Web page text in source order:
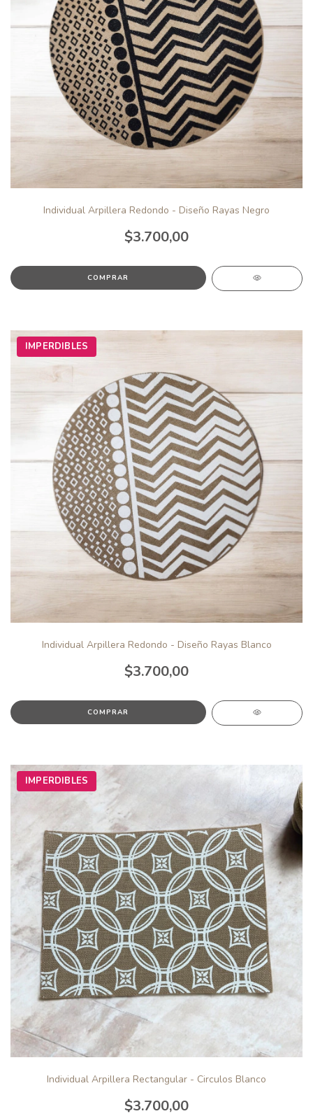
Individual Arpillera Redondo - Diseño Rayas Negro
$3.700,00
IMPERDIBLES
Individual Arpillera Redondo - Diseño Rayas Blanco
$3.700,00
IMPERDIBLES
Individual Arpillera Rectangular - Circulos Blanco
$3.700,00